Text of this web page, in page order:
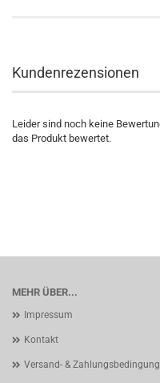
Kundenrezensionen
Leider sind noch keine
das Produkt bewertet.
MEHR ÜBER...
Impressum
Kontakt
Versand- &